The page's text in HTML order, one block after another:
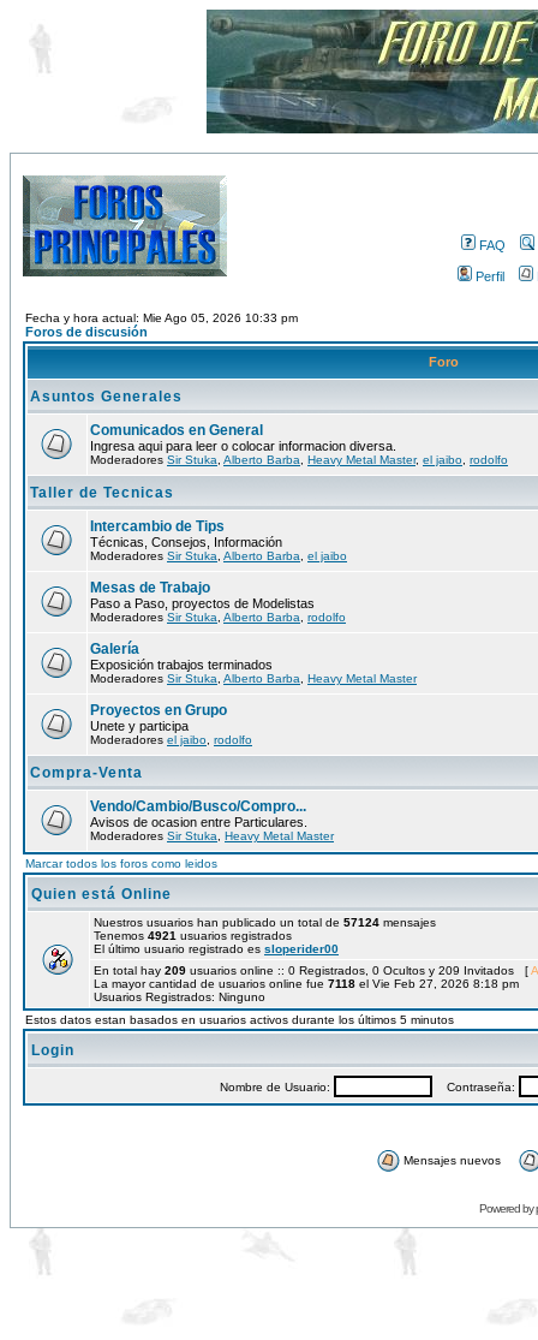
FAQ
Perfil
Fecha y hora actual: Mie Ago 05, 2026 10:33 pm
Foros de discusión
Foro
Asuntos Generales
Comunicados en General
Ingresa aqui para leer o colocar informacion diversa.
Moderadores Sir Stuka Alberto Barba Heavy Metal Master, el jaibo rodolfo
Taller de Tecnicas
Intercambio de Tips
Técnicas, Consejos, Información
Moderadores Sir Stuka Alberto Barba el jaibo
Mesas de Trabajo
Paso a Paso, proyectos de Modelistas
Moderadores Sir Stuka Alberto Barba rodolfo
Galería
Exposición trabajos terminados
Moderadores Sir Stuka Alberto Barba Heavy Metal Master
Proyectos en Grupo
Unete y participa
Moderadores el jaibo rodolfo
Compra-Venta
Vendo/Cambio/Busco/Compro...
Avisos de ocasion entre Particulares.
Moderadores Sir Stuka Heavy Metal Master
Marcar todos los foros como leidos
Quien está Online
Nuestros usuarios han publicado un total de 57124 mensajes
Tenemos 4921 usuarios registrados
El último usuario registrado es sloperider00
En total hay 209 usuarios online :: 0 Registrados, 0 Ocultos y 209 Invitados [
La mayor cantidad de usuarios online fue 7118 el Vie Feb 27, 2026 8:18 pm
Usuarios Registrados: Ninguno
Estos datos estan basados en usuarios activos durante los últimos 5 minutos
Login
Nombre de Usuario: Contraseña:
Mensajes nuevos
Powered by